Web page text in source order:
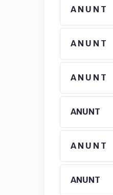
A N U N T
A N U N T
A N U N T
ANUNT
A N U N T
ANUNT